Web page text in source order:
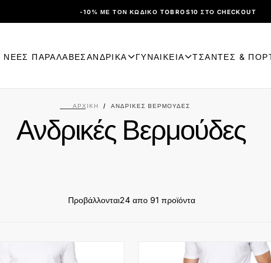
-10% ΜΕ ΤΟΝ ΚΩΔΙΚΌ TOBROS10 ΣΤΟ CHECKOUT
ΝΕΕΣ ΠΑΡΑΛΑΒΕΣΑΝΔΡΙΚΑ ΓΥΝΑΙΚΕΙΑ ΤΣΑΝΤΕΣ &
ΑΡΧΙΚΉ / ΑΝΔΡΙΚΈΣ ΒΕΡΜΟΎΔΕΣ
Ανδρικές Βερμούδες
Προβάλλονται24 απο 91 προϊόντα